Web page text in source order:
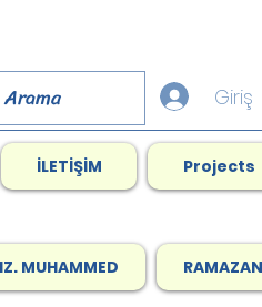
Giriş
İLETİŞİM Projects
MUHAMMED RAMAZAN